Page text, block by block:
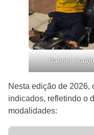
Gabriel Araújo
Nesta edição de 2026,
indicados, refletindo o
modalidades: